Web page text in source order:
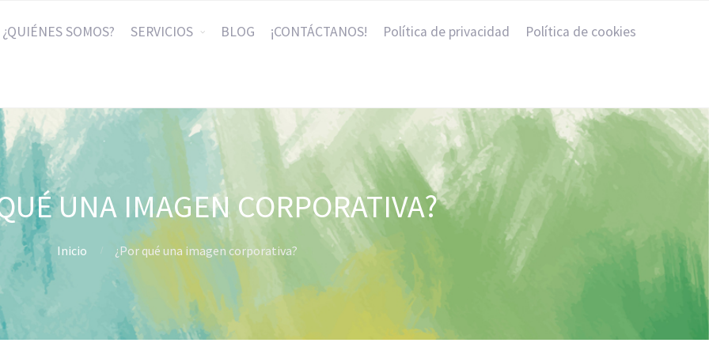
¿QUIÉNES SOMOS? SERVICIOS BLOG ¡CONTÁCTANOS! Política de privacidad Política de cookies
UNA IMAGEN CORPORATIVA?
Inicio ¿Por qué una imagen corporativa?